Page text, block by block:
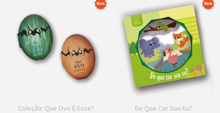
Coleção: Que Ovo É Esse?
De Que Cor Sou Eu?